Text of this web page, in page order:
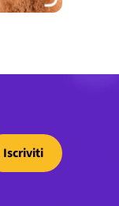
Iscriviti